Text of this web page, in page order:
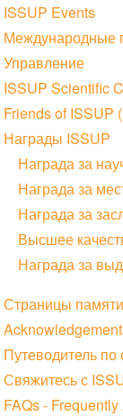
ISSUP Events
Международные
Управление
ISSUP Scientific
Friends of ISSUP
Награды ISSUP
Награда за
Награда за
Награда за
Высшее
Награда за
Страницы памяти
Путеводитель по
Свяжитесь с
FAQs -